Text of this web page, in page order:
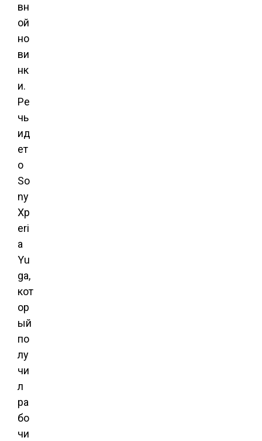
вн
ой
но
ви
нк
и.
Ре
чь
ид
ет
о
So
ny
Xp
eri
a
Yu
ga,
кот
ор
ый
по
лу
чи
л
ра
бо
чи